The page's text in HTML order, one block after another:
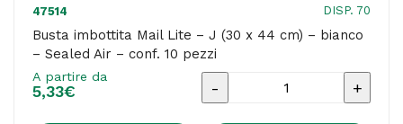
47514 DISP. 70
Busta imbottita Mail Lite – J (30 x 44 cm) – bianco
– Sealed Air – conf. 10 pezzi
A partire da
5,33€
Busta